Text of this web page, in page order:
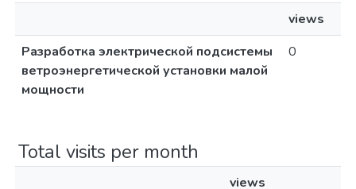
views
Разработка электрической подсистемы
ветроэнергетической установки малой
мощности
0
Total visits per month
views